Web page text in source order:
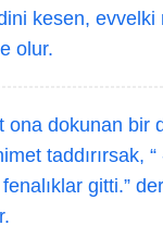
kesen, evvelki
olur.
ona dokunan bir
taddırırsak,
gitti.”